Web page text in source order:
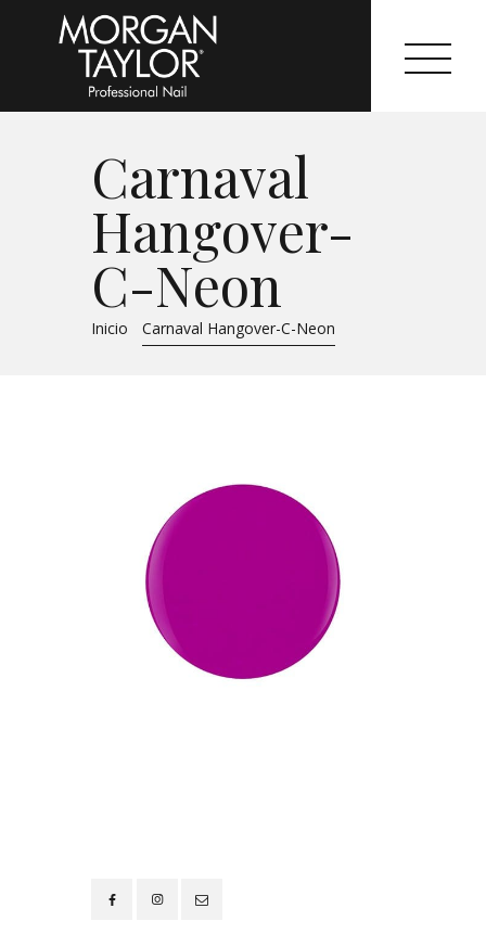
Carnaval
Hangover-
C-Neon
Inicio Carnaval Hangover-C-Neon
Morgan Taylor®
Sistemas Profesionales
Cartas de Color
Catálogo